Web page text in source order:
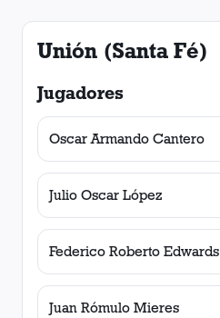
Unión (Santa Fé)
Jugadores
Oscar Armando Cantero
Julio Oscar López
Federico Roberto Edwards
Juan Rómulo Mieres